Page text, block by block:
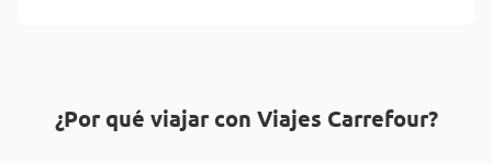
¿Por qué viajar con Viajes Carrefour?